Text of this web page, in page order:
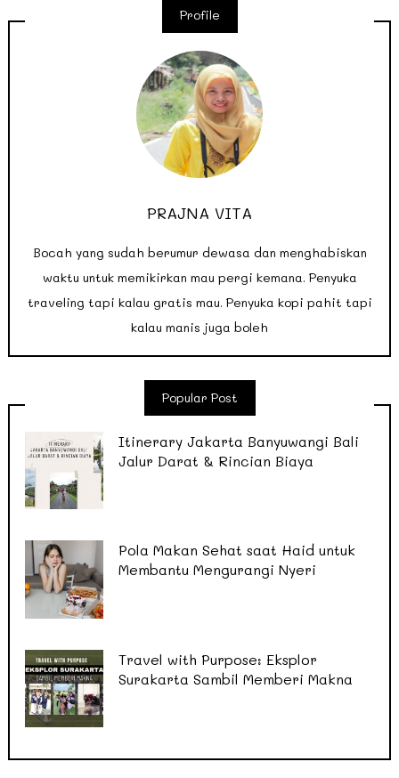
Profile
PRAJNA VITA
Bocah yang sudah berumur dewasa dan menghabiskan
waktu untuk memikirkan mau pergi kemana. Penyuka
traveling tapi kalau gratis mau. Penyuka kopi pahit tapi
kalau manis juga boleh
Popular Post
Itinerary Jakarta Banyuwangi Bali
Jalur Darat & Rincian Biaya
Pola Makan Sehat saat Haid untuk
Membantu Mengurangi Nyeri
Travel with Purpose: Eksplor
Surakarta Sambil Memberi Makna